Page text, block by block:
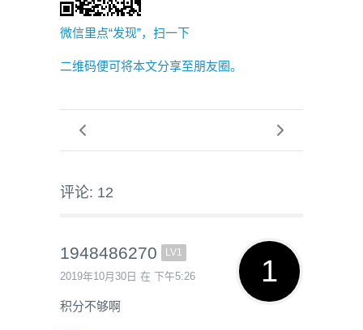
微信里点“发现”，扫一下
二维码便可将本文分享至朋友圈。
评论: 12
1948486270 LV1
2019年10月30日 在 下午5:26
积分不够啊